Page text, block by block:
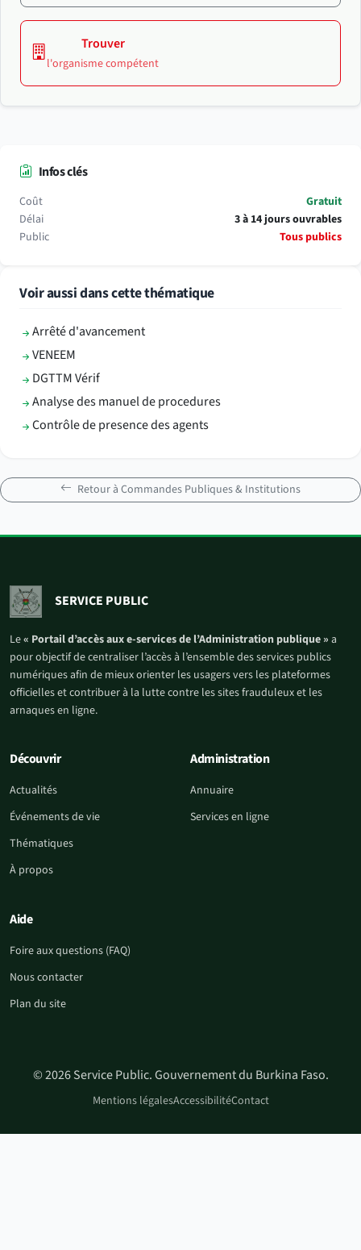
Trouver
l'organisme compétent
Infos clés
Coût
Gratuit
Délai
3 à 14 jours ouvrables
Public
Tous publics
Voir aussi dans cette thématique
Arrêté d'avancement
VENEEM
DGTTM Vérif
Analyse des manuel de procedures
Contrôle de presence des agents
Retour à Commandes Publiques & Institutions
SERVICE PUBLIC
Le« Portail d’accès aux e-services de l’Administration publique » a
pour objectif de centraliser l’accès à l’ensemble des services publics
numériques afin de mieux orienter les usagers vers les plateformes
officielles et contribuer à la lutte contre les sites frauduleux et les
arnaques en ligne.
Découvrir
Actualités
Événements de vie
Thématiques
À propos
Administration
Annuaire
Services en ligne
Aide
Foire aux questions (FAQ)
Nous contacter
Plan du site
© 2026 Service Public. Gouvernement du Burkina Faso.
Mentions légalesAccessibilitéContact